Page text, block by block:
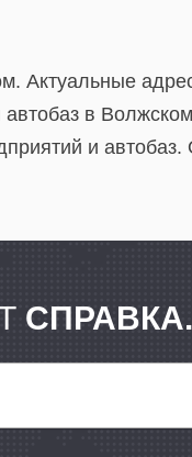
Актуальные
в
и автобаз.